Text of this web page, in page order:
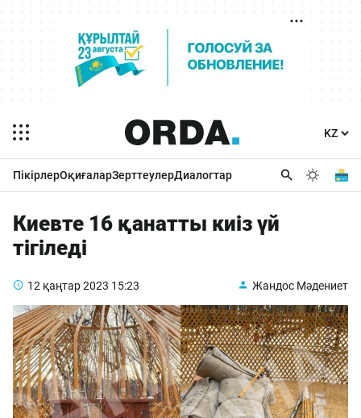
ПікірлерОқиғаларЗерттеулерДиалогтар
Киевте 16 қанатты киіз үй
тігіледі
12 қаңтар 2023 15:23 Жандос Мәдениет